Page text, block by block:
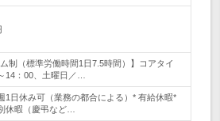
ム制（標準労働時間1日7.5時間）】コアタイ
14：00、土曜日／…
1日休み可（業務の都合による）* 有給休暇*
休暇（慶弔など…